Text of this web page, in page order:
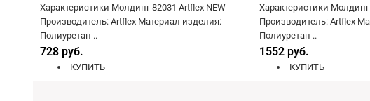
Характеристики Молдинг 82031 Artflex NEW
Производитель: Artflex Материал изделия:
Полиуретан ..
728 руб.
КУПИТЬ
Характеристики Молдинг
Производитель: Artflex
Полиуретан ..
1552 руб.
КУПИТЬ